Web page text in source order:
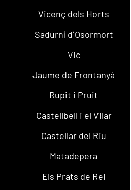
Vicenç dels Horts
Sadurní d´Osormort
Vic
Jaume de Frontanyà
Rupit i Pruit
Castellbell i el Vilar
Castellar del Riu
Matadepera
Els Prats de Rei